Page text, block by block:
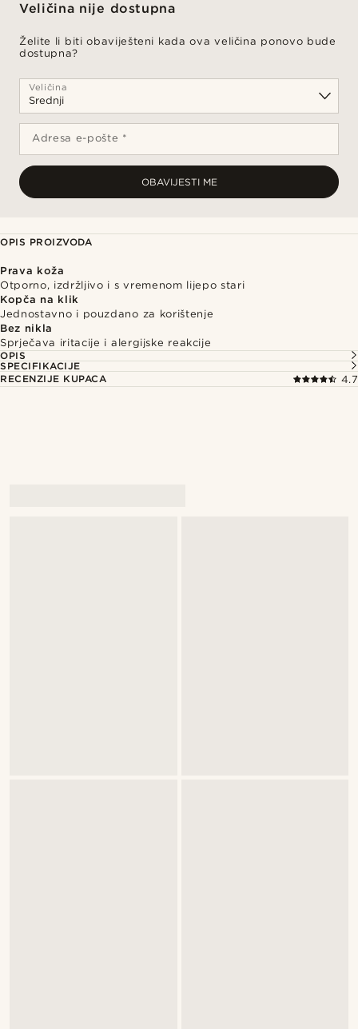
Veličina nije dostupna
Želite li biti obaviješteni kada ova veličina ponovo bude
dostupna?
Veličina
Adresa e-pošte *
OBAVIJESTI ME
OPIS PROIZVODA
Prava koža
Otporno, izdržljivo i s vremenom lijepo stari
Kopča na klik
Jednostavno i pouzdano za korištenje
Bez nikla
Sprječava iritacije i alergijske reakcije
OPIS
SPECIFIKACIJE
RECENZIJE KUPACA
4.7